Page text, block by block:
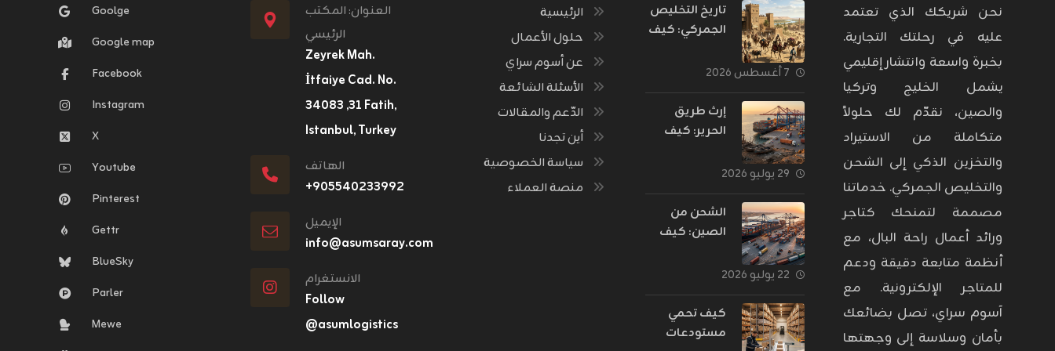
نحن شريكك الذي تعتمد
عليه في رحلتك التجارية.
بخبرة واسعة وانتشار إقليمي
يشمل الخليج وتركيا
والصين، نقدّم لك حلولاً
متكاملة من الاستيراد
والتخزين الذكي إلى الشحن
والتخليص الجمركي. خدماتنا
مصممة لتمنحك كتاجر
ورائد أعمال راحة البال، مع
أنظمة متابعة دقيقة ودعم
للمتاجر الإلكترونية. مع
آسوم سراي، تصل بضائعك
بأمان وسلاسة إلى وجهتها
تاريخ التخليص
الجمركي: كيف
حراسة الثروات
عبر الحدود؟
٧ أغسطس ٢٠٢٦
إرث طريق
الحرير: كيف
التجارة القديمة
إلى أسطول
يغذي العالم؟
٢٩ يوليو ٢٠٢٦
الشحن من
الصين: كيف
الشرق إلى
الشريان
اللوجستي
للتجارة
٢٢ يوليو ٢٠٢٦
كيف تحمي
مستودعات
الرئيسية
حلول الأعمال
عن أسوم سراي
الأسئلة الشائعة
الدّعم والمقالات
أين تجدنا
سياسة الخصوصية
منصة العملاء
العنوان: المكتب
الرئيسي
Zeyrek Mah.
İtfaiye Cad. No.
٣١, ٣٤٠٨٣ Fatih,
Istanbul, Turkey
الهاتف
+٩٠٥٥٤٠٢٣٣٩٩٢
الإيميل
info@asumsaray.com
الانستغرام
Follow
@asumlogistics
Goolge
Google map
Facebook
Instagram
X
Youtube
Pinterest
Gettr
BlueSky
Parler
Mewe